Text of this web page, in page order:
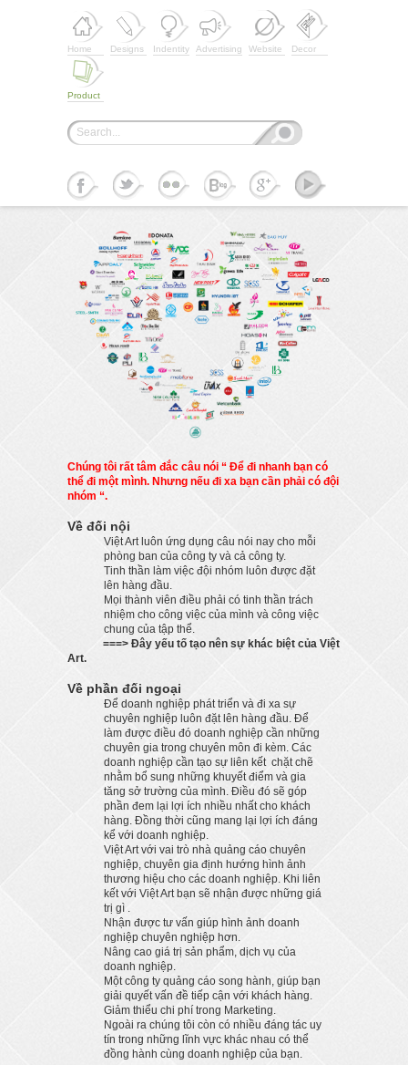
Home Designs Indentity Advertising Website Decor
Product
Chúng tôi rất tâm đắc câu nói “ Để đi nhanh bạn có
thể đi một mình. Nhưng nếu đi xa bạn cần phải có đội
nhóm “.
Về đối nội
Việt Art luôn ứng dụng câu nói nay cho mỗi
phòng ban của công ty và cả công ty.
Tinh thần làm việc đội nhóm luôn được đặt
lên hàng đầu.
Mọi thành viên điều phải có tinh thần trách
nhiệm cho công việc của mình và công việc
chung của tập thể.
===> Đây yếu tố tạo nên sự khác biệt của Việt
Art.
Về phần đối ngoại
Để doanh nghiệp phát triển và đi xa sự
chuyên nghiệp luôn đặt lên hàng đầu. Để
làm được điều đó doanh nghiệp cần những
chuyên gia trong chuyên môn đi kèm. Các
doanh nghiệp cần tạo sự liên kết chặt chẽ
nhằm bổ sung những khuyết điểm và gia
tăng sở trường của mình. Điều đó sẽ góp
phần đem lại lợi ích nhiều nhất cho khách
hàng. Đồng thời cũng mang lại lợi ích đáng
kể với doanh nghiệp.
Việt Art với vai trò nhà quảng cáo chuyên
nghiệp, chuyên gia định hướng hình ảnh
thương hiệu cho các doanh nghiệp. Khi liên
kết với Việt Art bạn sẽ nhận được những giá
trị gì .
Nhận được tư vấn giúp hình ảnh doanh
nghiệp chuyên nghiệp hơn.
Nâng cao giá trị sản phẩm, dịch vụ của
doanh nghiệp.
Một công ty quảng cáo song hành, giúp bạn
giải quyết vấn đề tiếp cận với khách hàng.
Giảm thiểu chi phí trong Marketing.
Ngoài ra chúng tôi còn có nhiều đáng tác uy
tín trong những lĩnh vực khác nhau có thể
đồng hành cùng doanh nghiệp của bạn.